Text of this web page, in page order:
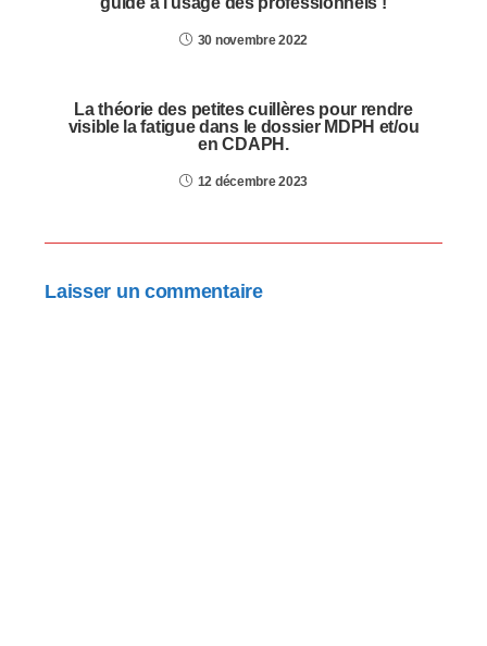
30 novembre 2022
La théorie des petites cuillères pour rendre
visible la fatigue dans le dossier MDPH et/ou
en CDAPH.
12 décembre 2023
Laisser un commentaire